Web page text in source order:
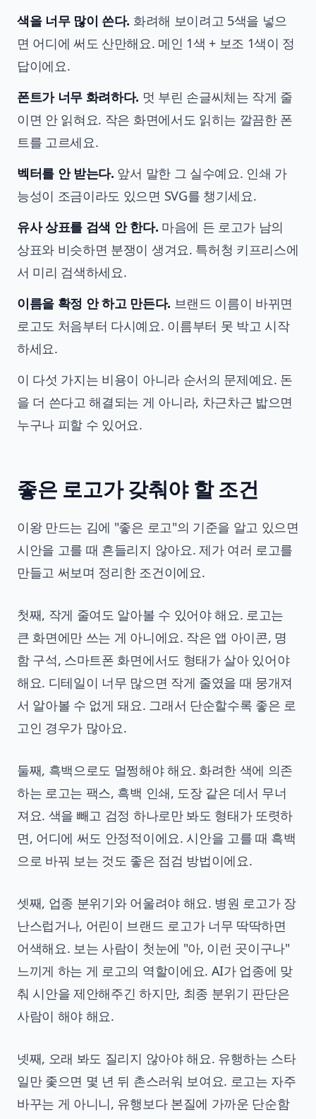
색을 너무 많이 쓴다. 화려해 보이려고 5색을 넣으
면 어디에 써도 산만해요. 메인 1색 + 보조 1색이 정
답이에요.
폰트가 너무 화려하다. 멋 부린 손글씨체는 작게 줄
이면 안 읽혀요. 작은 화면에서도 읽히는 깔끔한 폰
트를 고르세요.
벡터를 안 받는다. 앞서 말한 그 실수예요. 인쇄 가
능성이 조금이라도 있으면 SVG를 챙기세요.
유사 상표를 검색 안 한다. 마음에 든 로고가 남의
상표와 비슷하면 분쟁이 생겨요. 특허청 키프리스에
서 미리 검색하세요.
이름을 확정 안 하고 만든다. 브랜드 이름이 바뀌면
로고도 처음부터 다시예요. 이름부터 못 박고 시작
하세요.
이 다섯 가지는 비용이 아니라 순서의 문제예요. 돈
을 더 쓴다고 해결되는 게 아니라, 차근차근 밟으면
누구나 피할 수 있어요.
좋은 로고가 갖춰야 할 조건
이왕 만드는 김에 "좋은 로고"의 기준을 알고 있으면
시안을 고를 때 흔들리지 않아요. 제가 여러 로고를
만들고 써보며 정리한 조건이에요.
첫째, 작게 줄여도 알아볼 수 있어야 해요. 로고는
큰 화면에만 쓰는 게 아니에요. 작은 앱 아이콘, 명
함 구석, 스마트폰 화면에서도 형태가 살아 있어야
해요. 디테일이 너무 많으면 작게 줄였을 때 뭉개져
서 알아볼 수 없게 돼요. 그래서 단순할수록 좋은 로
고인 경우가 많아요.
둘째, 흑백으로도 멀쩡해야 해요. 화려한 색에 의존
하는 로고는 팩스, 흑백 인쇄, 도장 같은 데서 무너
져요. 색을 빼고 검정 하나로만 봐도 형태가 또렷하
면, 어디에 써도 안정적이에요. 시안을 고를 때 흑백
으로 바꿔 보는 것도 좋은 점검 방법이에요.
셋째, 업종 분위기와 어울려야 해요. 병원 로고가 장
난스럽거나, 어린이 브랜드 로고가 너무 딱딱하면
어색해요. 보는 사람이 첫눈에 "아, 이런 곳이구나"
느끼게 하는 게 로고의 역할이에요. AI가 업종에 맞
춰 시안을 제안해주긴 하지만, 최종 분위기 판단은
사람이 해야 해요.
넷째, 오래 봐도 질리지 않아야 해요. 유행하는 스타
일만 좇으면 몇 년 뒤 촌스러워 보여요. 로고는 자주
바꾸는 게 아니니, 유행보다 본질에 가까운 단순함